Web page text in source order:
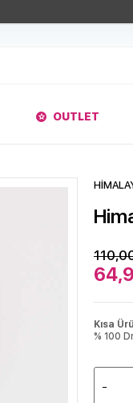
OUTLET
Kısa
% 100